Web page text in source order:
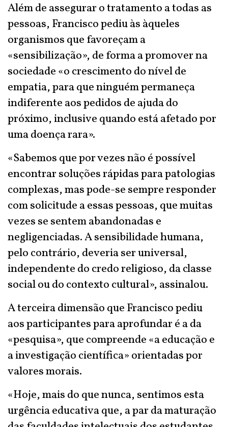
Além de assegurar o tratamento a todas as
pessoas, Francisco pediu às àqueles
organismos que favoreçam a
«sensibilização», de forma a promover na
sociedade «o crescimento do nível de
empatia, para que ninguém permaneça
indiferente aos pedidos de ajuda do
próximo, inclusive quando está afetado por
uma doença rara».
«Sabemos que por vezes não é possível
encontrar soluções rápidas para patologias
complexas, mas pode-se sempre responder
com solicitude a essas pessoas, que muitas
vezes se sentem abandonadas e
negligenciadas. A sensibilidade humana,
pelo contrário, deveria ser universal,
independente do credo religioso, da classe
social ou do contexto cultural», assinalou.
A terceira dimensão que Francisco pediu
aos participantes para aprofundar é a da
«pesquisa», que compreende «a educação e
a investigação científica» orientadas por
valores morais.
«Hoje, mais do que nunca, sentimos esta
urgência educativa que, a par da maturação